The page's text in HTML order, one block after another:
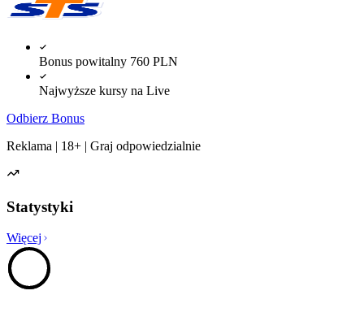
Bonus powitalny 760 PLN
Najwyższe kursy na Live
Odbierz Bonus
Reklama | 18+ | Graj odpowiedzialnie
Statystyki
Więcej